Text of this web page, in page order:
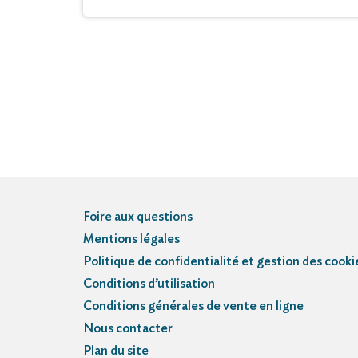
Foire aux questions
Mentions légales
Politique de confidentialité et gestion des
Conditions d’utilisation
Conditions générales de vente en ligne
Nous contacter
Plan du site